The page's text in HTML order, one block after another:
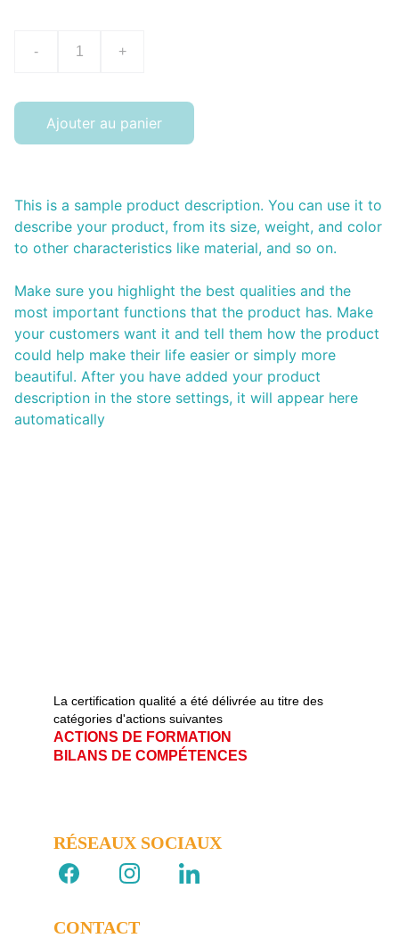
- +
Ajouter au panier
This is a sample product description. You can use it to
describe your product, from its size, weight, and color
to other characteristics like material, and so on.
Make sure you highlight the best qualities and the
most important functions that the product has. Make
your customers want it and tell them how the product
could help make their life easier or simply more
beautiful. After you have added your product
description in the store settings, it will appear here
automatically
CONTACT
RÉSEAUX SOCIAUX
La certification qualité a été délivrée au titre des
catégories d'actions suivantes
ACTIONS DE FORMATION
BILANS DE COMPÉTENCES